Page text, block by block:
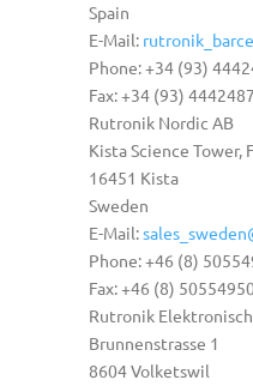
Spain
E-Mail:
Phone: +34 (93)
Fax: +34 (93) 4442487
Rutronik Nordic AB
Kista Science Tower,
16451 Kista
Sweden
E-Mail:
Phone: +46 (8)
Fax: +46 (8)
Rutronik
Brunnenstrasse 1
8604 Volketswil